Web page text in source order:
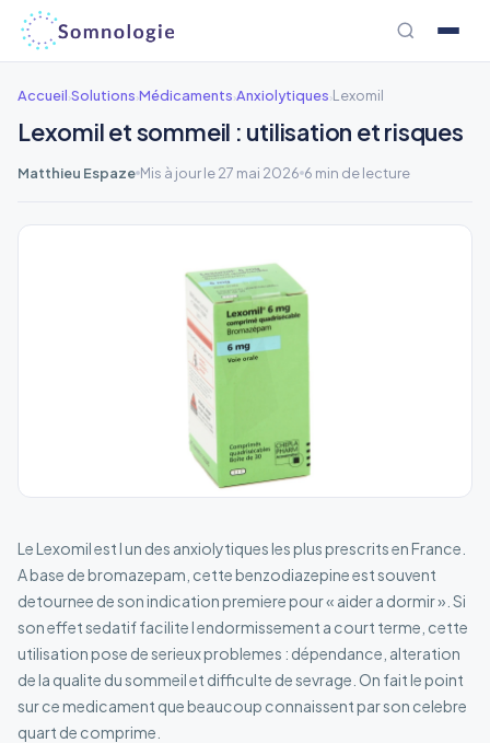
Aller
contenu
Accueil›Solutions›Médicaments›Anxiolytiques›Lexomil
Lexomil et sommeil : utilisation et risques
Matthieu Espaze Mis à jour le 27 mai 2026 6 min de lecture
Le Lexomil est l un des anxiolytiques les plus prescrits en France.
A base de bromazepam, cette benzodiazepine est souvent
detournee de son indication premiere pour « aider a dormir ». Si
son effet sedatif facilite l endormissement a court terme, cette
utilisation pose de serieux problemes : dépendance, alteration
de la qualite du sommeil et difficulte de sevrage. On fait le point
sur ce medicament que beaucoup connaissent par son celebre
quart de comprime.